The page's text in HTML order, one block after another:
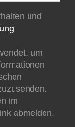
und
um
im
abmelden.